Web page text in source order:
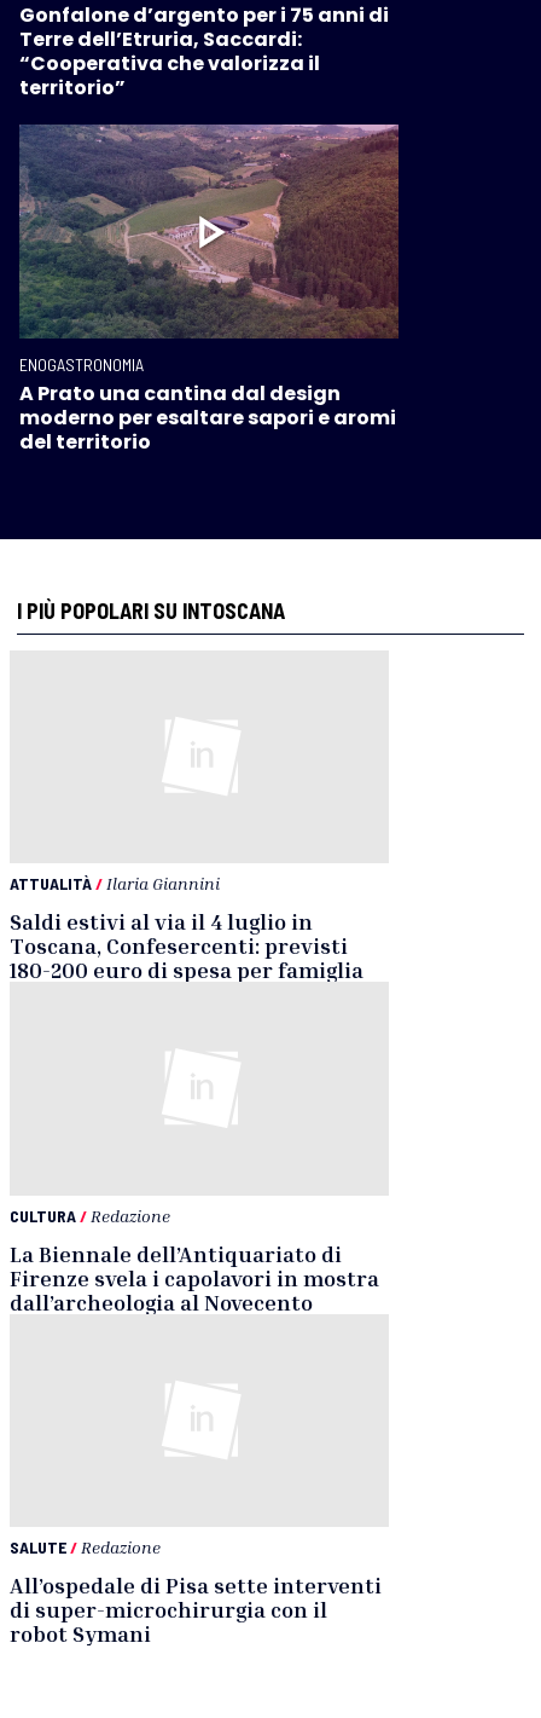
Gonfalone d’argento per i 75 anni di
Terre dell’Etruria, Saccardi:
“Cooperativa che valorizza il
territorio”
ENOGASTRONOMIA
A Prato una cantina dal design
moderno per esaltare sapori e aromi
del territorio
I PIÙ POPOLARI SU INTOSCANA
ATTUALITÀ/ Ilaria Giannini
Saldi estivi al via il 4 luglio in
Toscana, Confesercenti: previsti
180-200 euro di spesa per famiglia
CULTURA/ Redazione
La Biennale dell’Antiquariato di
Firenze svela i capolavori in mostra
dall’archeologia al Novecento
SALUTE/ Redazione
All’ospedale di Pisa sette interventi
di super-microchirurgia con il
robot Symani